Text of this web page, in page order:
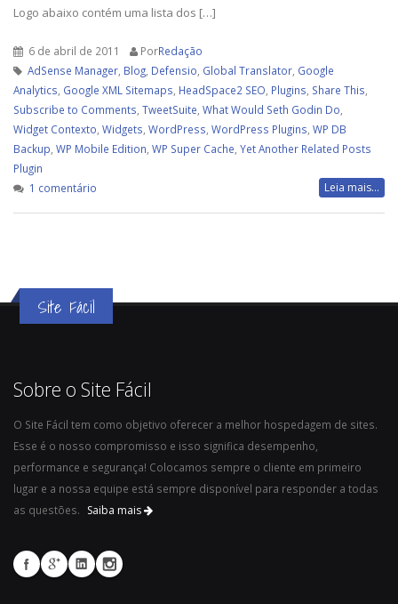
Logo abaixo contém uma lista dos […]
6 de abril de 2011 PorRedação
AdSense Manager Blog Defensio Global Translator Google
Analytics Google XML Sitemaps HeadSpace2 SEO Plugins Share This
Subscribe to Comments TweetSuite What Would Seth Godin Do
Widget Contexto Widgets WordPress WordPress Plugins WP DB
Backup WP Mobile Edition WP Super Cache Yet Another Related Posts
Plugin
1 comentário
obrigatórios
seu
Blog
Leia mais...
Site Fácil
Sobre o Site Fácil
O Site Fácil tem como objetivo oferecer a melhor hospedagem de sites.
Esse é o nosso compromisso e isso significa desempenho,
performance e segurança! Colocamos sempre o cliente em primeiro
lugar e a nossa equipe está sempre disponível para responder a todas
as questões.
Saiba mais